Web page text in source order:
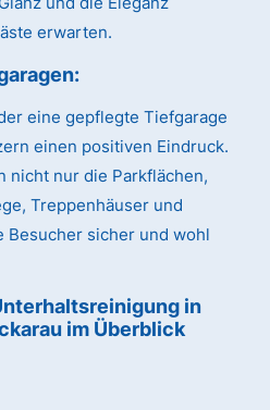
erwarten.
eine gepflegte Tiefgarage
einen positiven Eindruck.
nicht nur die Parkflächen,
Treppenhäuser und
Besucher sicher und wohl
in
im Überblick